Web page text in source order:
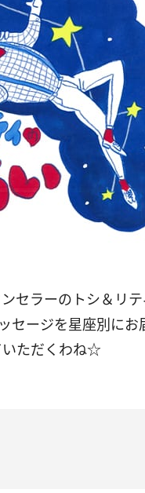
セラーのトシ＆リ
セージを星座別にお
いただくわね☆